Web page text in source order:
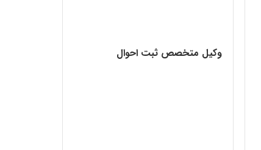
وکیل متخصص ثبت احوال